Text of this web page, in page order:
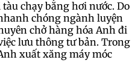
chạy bằng hơi nước. Do
chóng ngành luyện
chở hàng hóa Anh đi
lưu thông tư bản. Trong
xuất xăng máy móc